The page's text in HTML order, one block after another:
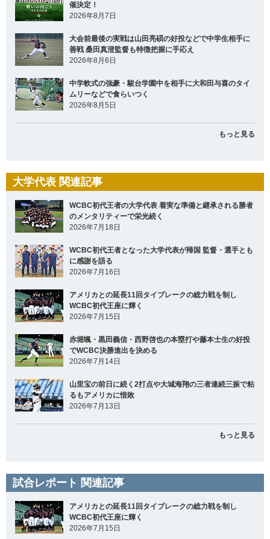
催決定！
2026年8月7日
大会前最後の実戦は山田亮碩の好投などで中学生相手に
善戦 桑田真澄監督も特徴把握に手応え
2026年8月6日
中学軟式の強豪・駿台学園中を相手に大和田与喜のタイ
ムリーなどで食らいつく
2026年8月5日
もっと見る
大学代表 関連記事
WCBC初代王者の大学代表 着実な準備と継承される勝者
のメンタリティーで栄光続く
2026年7月18日
WCBC初代王者となった大学代表が帰国 監督・選手とも
に感謝を語る
2026年7月16日
アメリカとの延長11回タイブレークの総力戦を制し
WCBC初代王座に輝く
2026年7月15日
赤堀颯・黒田義信・西野啓也の本塁打や藤本士生の好投
でWCBC決勝進出を決める
2026年7月14日
山里宝の前日に続く2打点や大城海翔の三者連続三振で粘
るもアメリカに惜敗
2026年7月13日
もっと見る
試合レポート 関連記事
アメリカとの延長11回タイブレークの総力戦を制し
WCBC初代王座に輝く
2026年7月15日